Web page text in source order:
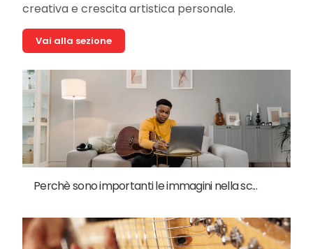
creativa e crescita artistica personale.
Vai alla sezione
Perchè sono importanti le immagini nella sc...